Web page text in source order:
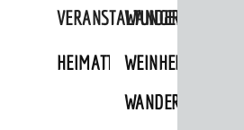
VERANSTALTUNGEN
HEIMATTAGE
WANDERN
WEINHEIMER
WANDERWEGE